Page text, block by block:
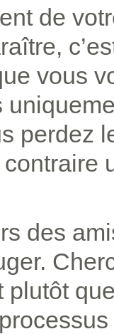
de
vous
perdez
des
plutôt